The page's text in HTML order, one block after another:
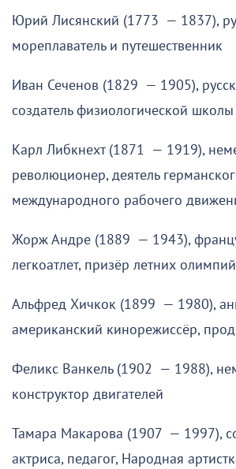
Юрий Лисянский (1773 — 1837),
мореплаватель и путешественник
Иван Сеченов (1829 — 1905),
создатель физиологической школы
Карл Либкнехт (1871 — 1919),
революционер, деятель
международного рабочего
Жорж Андре (1889 — 1943),
легкоатлет, призёр летних
Альфред Хичкок (1899 — 1980),
американский кинорежиссёр,
Феликс Ванкель (1902 — 1988),
конструктор двигателей
Тамара Макарова (1907 — 1997),
актриса, педагог, Народная